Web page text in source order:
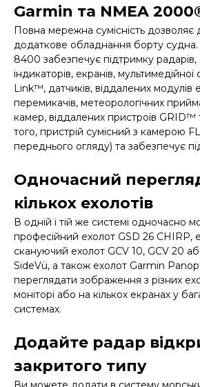
Garmin та NMEA
Повна мережна сумісність дозволяє
додаткове обладнання борту
8400 забезпечує підтримку радарів,
індикаторів, екранів,
Link™, датчиків, віддалених модулів
перемикачів, метеорологічних
камер, віддалених пристроїв GRID™
того, пристрій сумісний з камерою
переднього огляду) та забезпечує
Одночасний
кількох ехолотів
В одній і тій же системі одночасно
професійний ехолот GSD 26 CHIRP,
скануючий ехолот GCV 10, GCV 20
SideVü, а також ехолот Garmin
переглядати зображення з різних
моніторі або на кількох екранах у
системах.
Додайте радар
закритого типу